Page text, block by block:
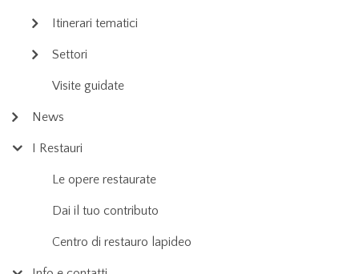
Itinerari tematici
Settori
Visite guidate
News
I Restauri
Le opere restaurate
Dai il tuo contributo
Centro di restauro lapideo